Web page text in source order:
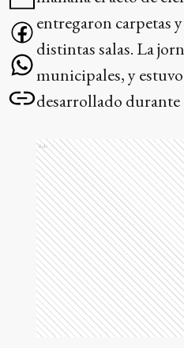
entregaron carpetas
distintas salas. La
municipales, y
desarrollado durante
Ads